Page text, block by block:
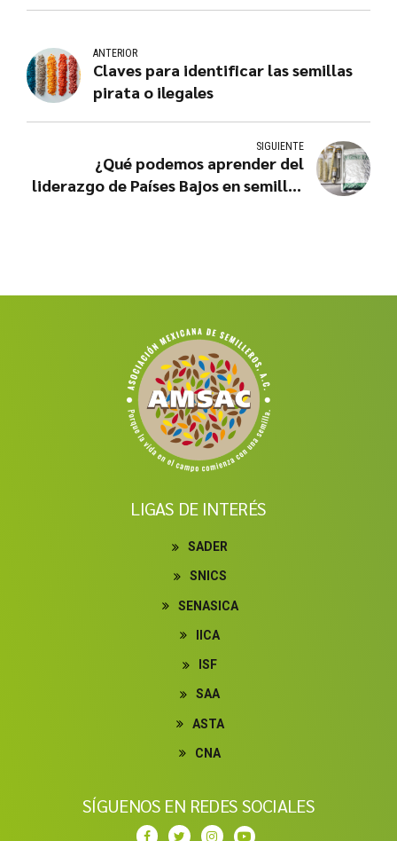
ANTERIOR
Claves para identificar las semillas
pirata o ilegales
SIGUIENTE
¿Qué podemos aprender del
liderazgo de Países Bajos en semillas
LIGAS DE INTERÉS
SADER
SNICS
SENASICA
IICA
ISF
SAA
ASTA
CNA
SÍGUENOS EN REDES SOCIALES